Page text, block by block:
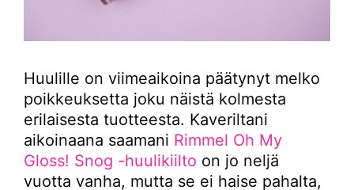
Huulille on viimeaikoina päätynyt melko
poikkeuksetta joku näistä kolmesta
erilaisesta tuotteesta. Kaveriltani
aikoinaana saamani Rimmel Oh My
Gloss! Snog -huulikiilto on jo neljä
vuotta vanha, mutta se ei haise pahalta,